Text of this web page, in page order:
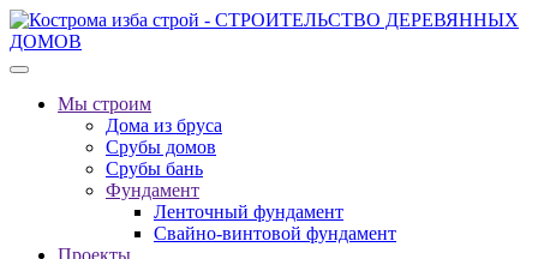
Мы строим
Дома из бруса
Срубы домов
Срубы бань
Фундамент
Ленточный фундамент
Свайно-винтовой фундамент
Проекты